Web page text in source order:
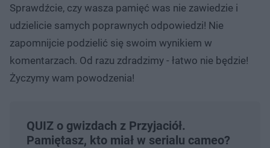
Sprawdźcie, czy wasza pamięć was nie zawiedzie i
udzielicie samych poprawnych odpowiedzi! Nie
zapomnijcie podzielić się swoim wynikiem w
komentarzach. Od razu zdradzimy - łatwo nie będzie!
Życzymy wam powodzenia!
QUIZ o gwizdach z Przyjaciół.
Pamiętasz, kto miał w serialu cameo?